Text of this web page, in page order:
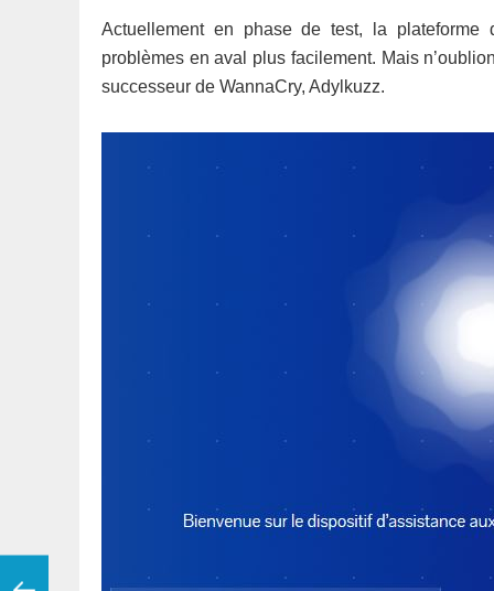
Actuellement en phase de test, la plateforme
problèmes en aval plus facilement. Mais
successeur de WannaCry, Adylkuzz.